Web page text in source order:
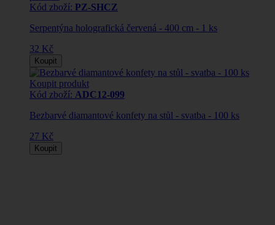
Kód zboží: PZ-SHCZ
Serpentýna holografická červená - 400 cm - 1 ks
32 Kč
Koupit
Koupit produkt
Kód zboží: ADC12-099
Bezbarvé diamantové konfety na stůl - svatba - 100 ks
27 Kč
Koupit